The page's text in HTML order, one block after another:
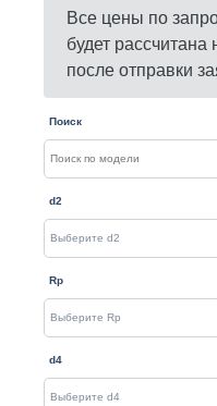
Все цены по
будет
после отправки
Поиск
d2
Rp
d4